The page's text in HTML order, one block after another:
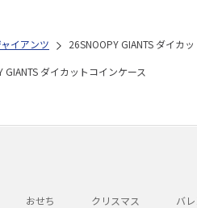
イアンツ
26SNOOPY GIANTS ダイカ
GIANTS ダイカットコインケース
おせち クリスマス バ